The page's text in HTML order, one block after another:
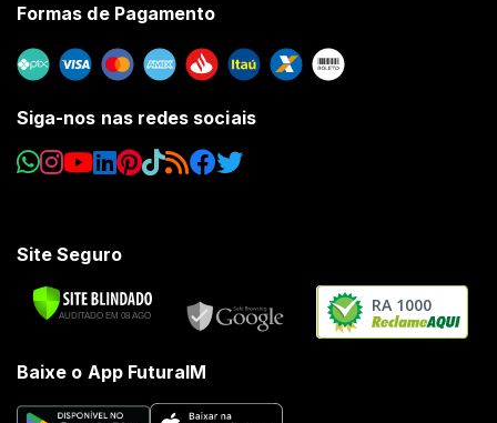
Formas de Pagamento
Siga-nos nas redes sociais
Site Seguro
RA 1000
Baixe o App FuturaIM